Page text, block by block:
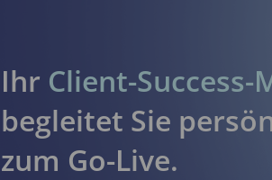
Ihr Client-Success-
begleitet Sie
zum Go-Live.